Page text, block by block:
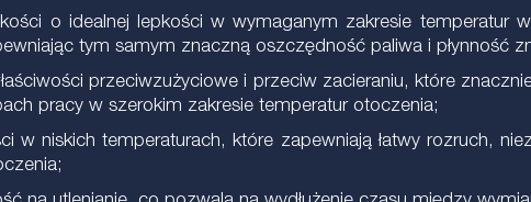
o idealnej lepkości w wymaganym zakresie temperatur
tym samym znaczną oszczędność paliwa i płynność
przeciwzużyciowe i przeciw zacieraniu, które
pracy w szerokim zakresie temperatur otoczenia;
w niskich temperaturach, które zapewniają łatwy rozruch,